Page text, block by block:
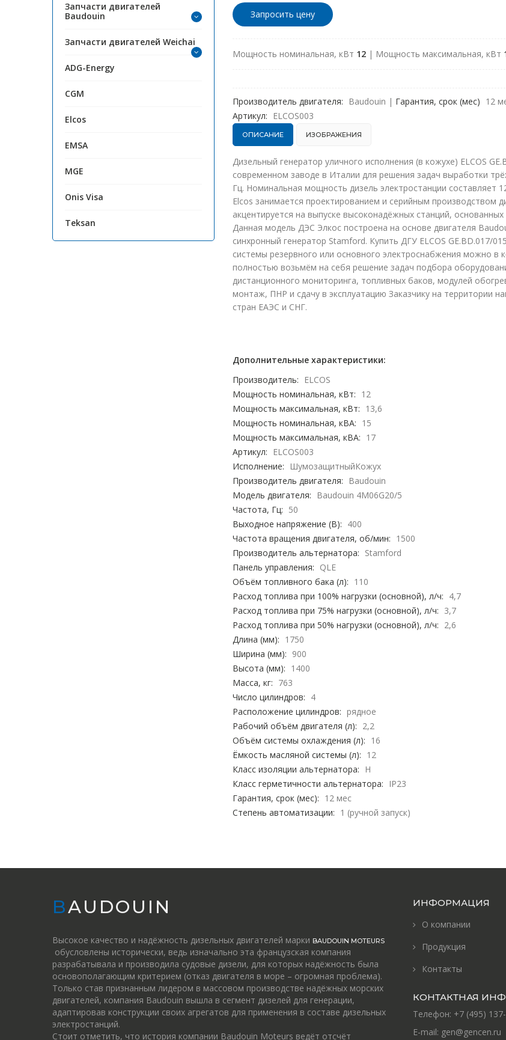
Запросить цену
Мощность номинальная, кВт 12 | Мощность максимальная, кВт
Производитель двигателя: Baudouin | Гарантия, срок (мес) 12
Артикул:
ELCOS003
ОПИСАНИЕ ИЗОБРАЖЕНИЯ
Дизельный генератор уличного исполнения (в кожухе) ELCOS
современном заводе в Италии для решения задач выработки
Гц. Номинальная мощность дизель электростанции
Elcos занимается проектированием и серийным производством
акцентируется на выпуске высоконадёжных станций,
Данная модель ДЭС Элкос построена на основе двигателя
синхронный генератор Stamford. Купить ДГУ ELCOS GE.BD.017/
системы резервного или основного электроснабжения можно
полностью возьмём на себя решение задач подбора
дистанционного мониторинга, топливных баков, модулей
монтаж, ПНР и сдачу в эксплуатацию Заказчику на территории
стран ЕАЭС и СНГ.
Дополнительные характеристики:
Производитель:
ELCOS
Мощность номинальная, кВт: 12
Мощность максимальная, кВт: 13,6
Мощность номинальная, кВА: 15
Мощность максимальная, кВА: 17
Артикул:
ELCOS003
Исполнение:
ШумозащитныйКожух
Производитель двигателя:
Baudouin
Модель двигателя:
Baudouin 4M06G20/5
Частота, Гц: 50
Выходное напряжение (В): 400
Частота вращения двигателя, об/мин: 1500
Производитель альтернатора: Stamford
Панель управления: QLE
Объём топливного бака (л): 110
Расход топлива при 100% нагрузки (основной), л/ч: 4,7
Расход топлива при 75% нагрузки (основной), л/ч: 3,7
Расход топлива при 50% нагрузки (основной), л/ч: 2,6
Длина (мм): 1750
Ширина (мм): 900
Высота (мм): 1400
Масса, кг: 763
Число цилиндров: 4
Расположение цилиндров: рядное
Рабочий объём двигателя (л): 2,2
Объём системы охлаждения (л): 16
Ёмкость масляной системы (л): 12
Класс изоляции альтернатора:
H
Класс герметичности альтернатора:
IP23
Гарантия, срок (мес): 12 мес
Степень автоматизации: 1 (ручной запуск)
Запчасти двигателей
Baudouin
Запчасти двигателей Weichai
ADG-Energy
CGM
Elcos
EMSA
MGE
Onis Visa
Teksan
BAUDOUIN
Высокое качество и надёжность дизельных двигателей марки BAUDOUIN MOTEURS
обусловлены исторически, ведь изначально эта французская компания
разрабатывала и производила судовые дизели, для которых надёжность была
основополагающим критерием (отказ двигателя в море – огромная проблема).
Только став признанным лидером в массовом производстве надёжных морских
двигателей, компания Baudouin вышла в сегмент дизелей для генерации,
адаптировав конструкции своих агрегатов для применения в составе дизельных
электростанций.
Стоит отметить, что история компании Baudouin Moteurs ведёт отсчёт
ИНФОРМАЦИЯ
О компании
Продукция
Контакты
КОНТАКТНАЯ
Телефон: +7 (495)
E-mail: gen@gencen.ru